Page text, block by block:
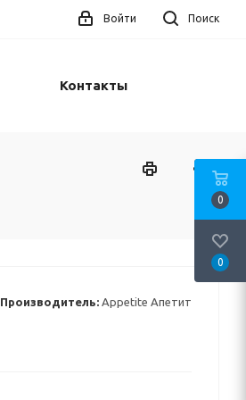
Поиск
Войти
Контакты
Производитель: Appetite Апетит
0
0